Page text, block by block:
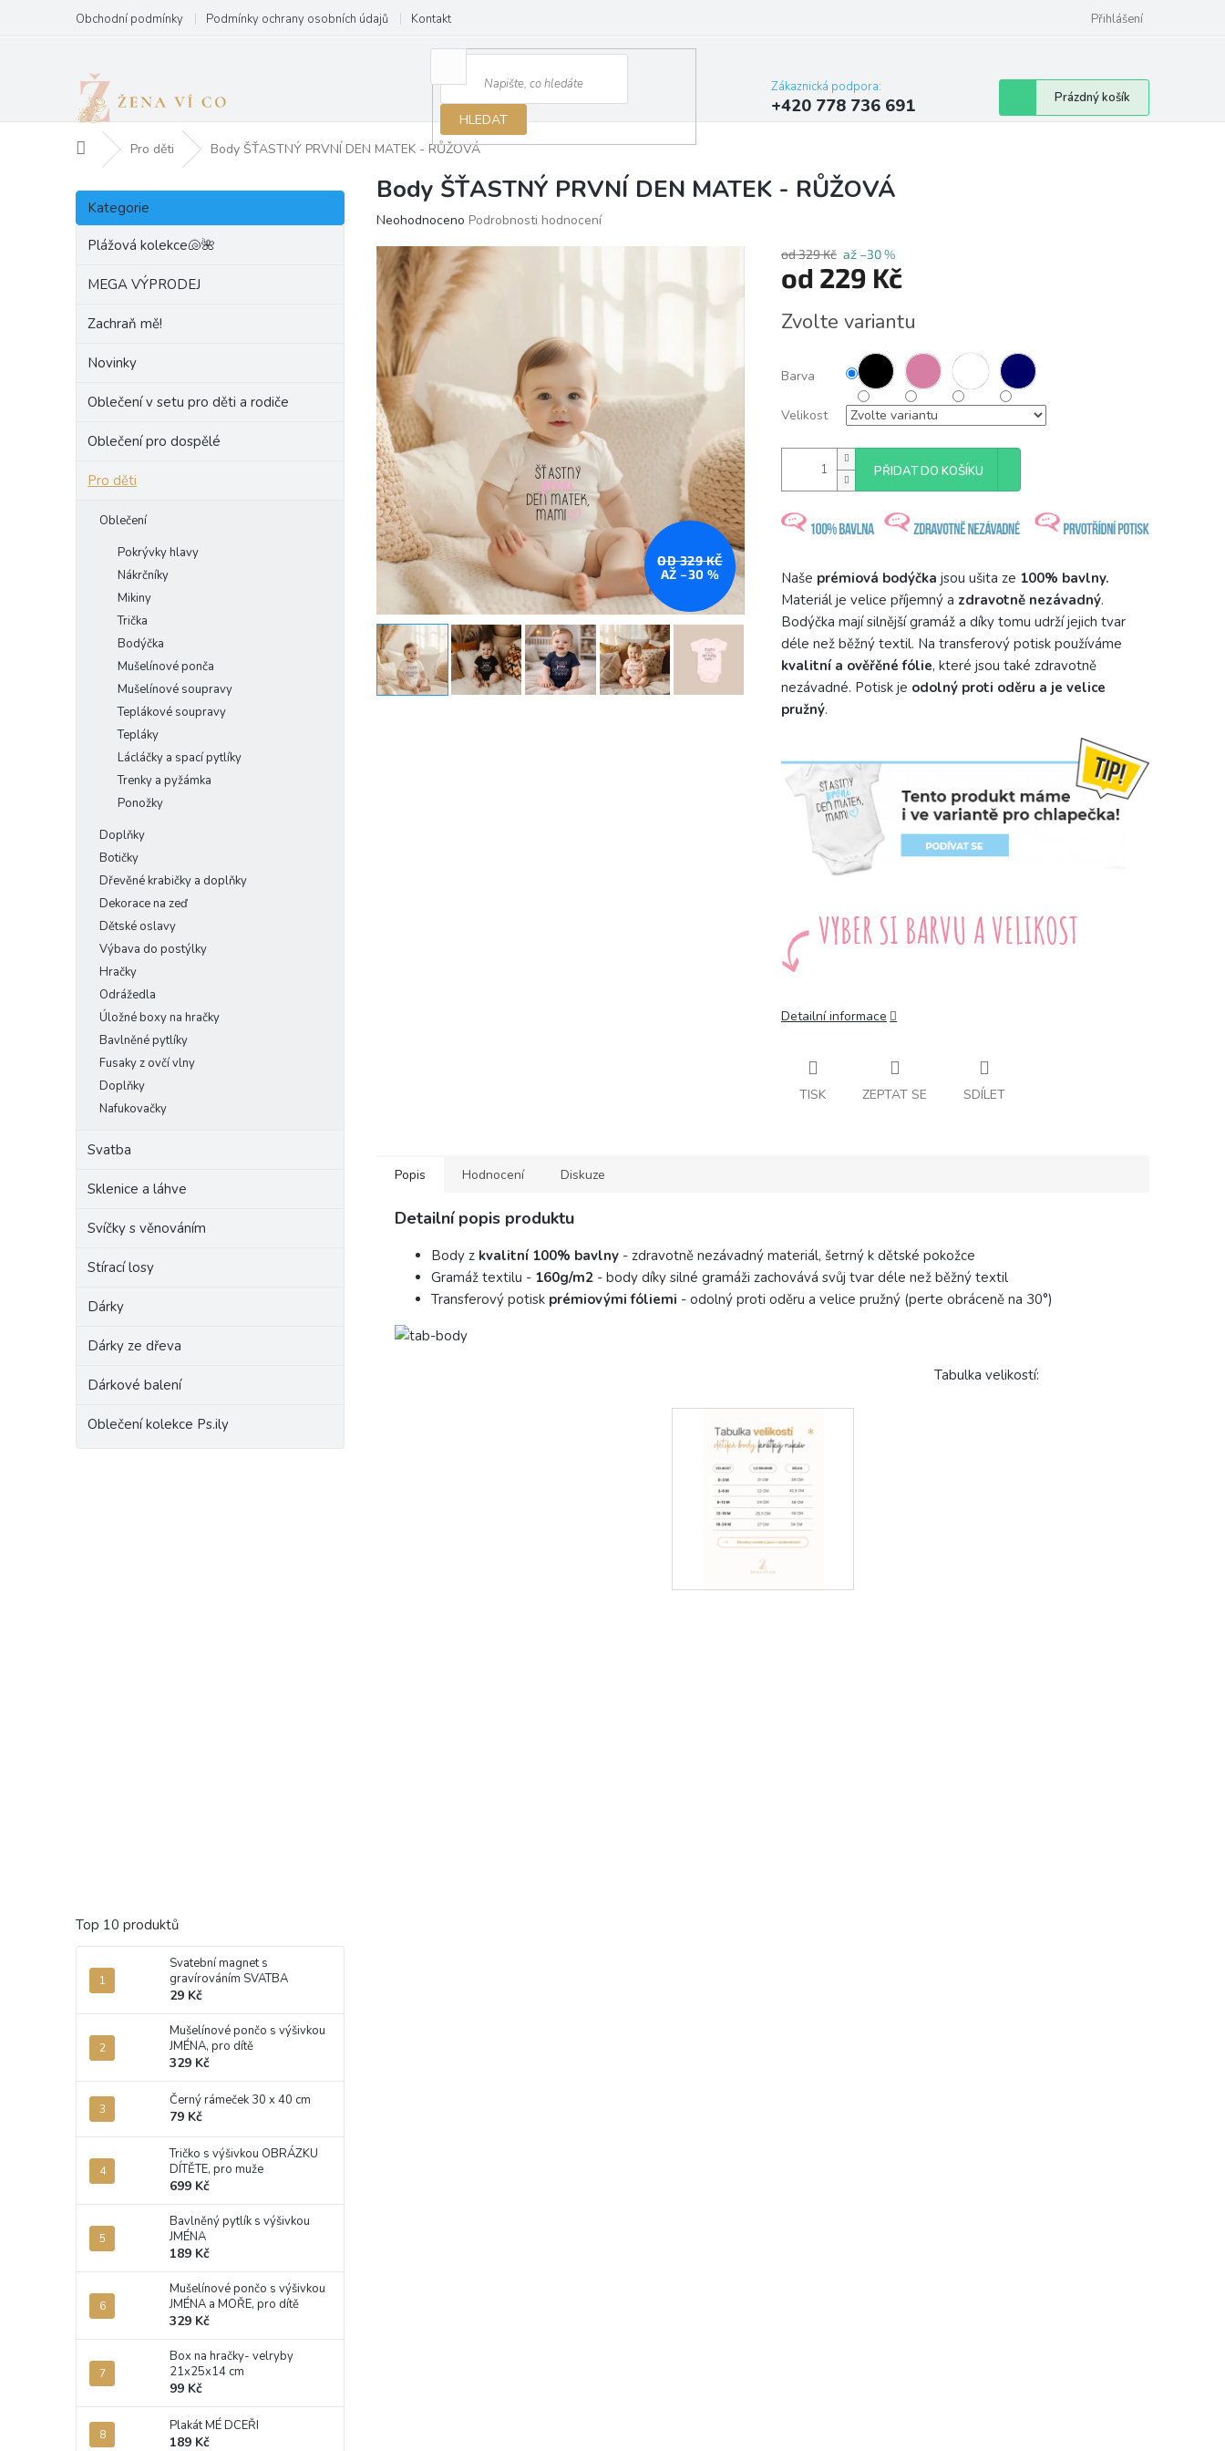
obsah
Obchodní podmínky Podmínky ochrany osobních údajů Kontakt Přihlášení
HLEDAT
Zákaznická podpora:
+420 778 736 691
Nákupní
košík
Prázdný košík
Domů Pro děti Body ŠŤASTNÝ PRVNÍ DEN MATEK - RŮŽOVÁ
P
s
Přeskočit
kategorie
Kategorie
Plážová kolekce🐚🌺
MEGA VÝPRODEJ
Zachraň mě!
Novinky
Oblečení v setu pro děti a rodiče
Oblečení pro dospělé
Pro děti
Oblečení
Pokrývky hlavy
Nákrčníky
Mikiny
Trička
Bodýčka
Mušelínové ponča
Mušelínové soupravy
Teplákové soupravy
Tepláky
Lácláčky a spací pytlíky
Trenky a pyžámka
Ponožky
Doplňky
Botičky
Dřevěné krabičky a doplňky
Dekorace na zeď
Dětské oslavy
Výbava do postýlky
Hračky
Odrážedla
Úložné boxy na hračky
Bavlněné pytlíky
Fusaky z ovčí vlny
Doplňky
Nafukovačky
Svatba
Sklenice a láhve
Svíčky s věnováním
Stírací losy
Dárky
Dárky ze dřeva
Dárkové balení
Oblečení kolekce Ps.ily
Top 10 produktů
Svatební magnet s
gravírováním SVATBA
29 Kč
Mušelínové pončo s výšivkou
JMÉNA, pro dítě
329 Kč
Černý rámeček 30 x 40 cm
79 Kč
Tričko s výšivkou OBRÁZKU
DÍTĚTE, pro muže
699 Kč
Bavlněný pytlík s výšivkou
JMÉNA
189 Kč
Mušelínové pončo s výšivkou
JMÉNA a MOŘE, pro dítě
329 Kč
Box na hračky- velryby
21x25x14 cm
99 Kč
Plakát MÉ DCEŘI
189 Kč
Body ŠŤASTNÝ PRVNÍ DEN MATEK - RŮŽOVÁ
Průměrné
produktu
je
0,0
5
hvězdiček.
Neohodnoceno Podrobnosti hodnocení
OD 329 KČ
AŽ –30 %
od 329 Kč až –30 %
od 229 Kč
cena:
Zvolte variantu
Barva
Velikost
PŘIDAT DO KOŠÍKU
Naše prémiová bodýčka jsou ušita ze 100% bavlny.
Materiál je velice příjemný a zdravotně nezávadný.
Bodýčka mají silnější gramáž a díky tomu udrží jejich tvar
déle než běžný textil. Na transferový potisk používáme
kvalitní a ověřěné fólie, které jsou také zdravotně
nezávadné. Potisk je odolný proti oděru a je velice
pružný.
Detailní informace
TISK ZEPTAT SE SDÍLET
Popis Hodnocení Diskuze
Detailní popis produktu
Body z kvalitní 100% bavlny - zdravotně nezávadný materiál, šetrný k dětské pokožce
Gramáž textilu - 160g/m2 - body díky silné gramáži zachovává svůj tvar déle než běžný textil
Transferový potisk prémiovými fóliemi - odolný proti oděru a velice pružný (perte obráceně na 30°)
Tabulka velikostí: